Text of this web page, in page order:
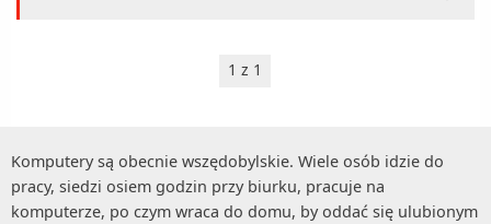
1 z 1
Komputery są obecnie wszędobylskie. Wiele osób idzie do
pracy, siedzi osiem godzin przy biurku, pracuje na
komputerze, po czym wraca do domu, by oddać się ulubionym